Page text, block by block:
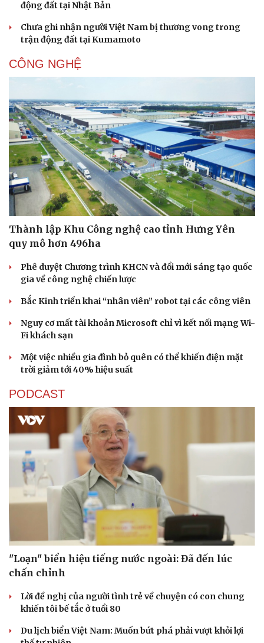
Văn hóa
Sân khấu - Điện ảnh
Âm nhạc
Di sản
Sao Việt
trận động đất tại Kumamoto
CÔNG NGHỆ
Thành lập Khu Công nghệ cao tỉnh Hưng Yên
quy mô hơn 496ha
Phê duyệt Chương trình KHCN và đổi mới sáng tạo quốc
gia về công nghệ chiến lược
Bắc Kinh triển khai “nhân viên” robot tại các công viên
Nguy cơ mất tài khoản Microsoft chỉ vì kết nối mạng Wi-
Fi khách sạn
Một việc nhiều gia đình bỏ quên có thể khiến điện mặt
trời giảm tới 40% hiệu suất
PODCAST
"Loạn" biển hiệu tiếng nước ngoài: Đã đến lúc
chấn chỉnh
Lời đề nghị của người tình trẻ về chuyện có con chung
khiến tôi bế tắc ở tuổi 80
Du lịch biển Việt Nam: Muốn bứt phá phải vượt khỏi lợi
thế tự nhiên
Vì một phút buông thả sau hơi men, tôi bàng hoàng